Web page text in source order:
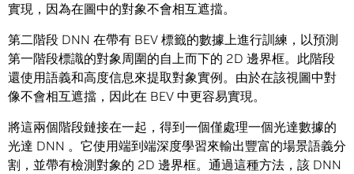
實現，因為在圖中的對象不會相互遮擋。
第二階段 DNN 在帶有 BEV 標籤的數據上進行訓練，以預測
第一階段標識的對象周圍的自上而下的 2D 邊界框。此階段
還使用語義和高度信息來提取對象實例。由於在該視圖中對
像不會相互遮擋，因此在 BEV 中更容易實現。
將這兩個階段鏈接在一起，得到一個僅處理一個光達數據的
光達 DNN 。它使用端到端深度學習來輸出豐富的場景語義分
割，並帶有檢測對象的 2D 邊界框。通過這種方法，該 DNN